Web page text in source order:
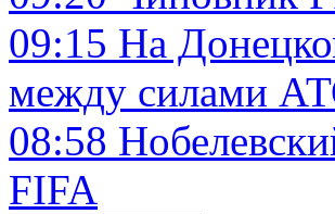
09:15 На
между силами
08:58
FIFA